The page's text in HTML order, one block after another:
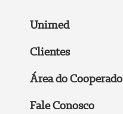
Unimed
Clientes
Área do Cooperado
Fale Conosco